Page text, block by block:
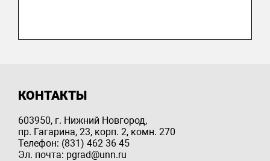
КОНТАКТЫ
603950, г. Нижний Новгород,
пр. Гагарина, 23, корп. 2, комн. 270
Телефон: (831) 462 36 45
Эл. почта: pgrad@unn.ru